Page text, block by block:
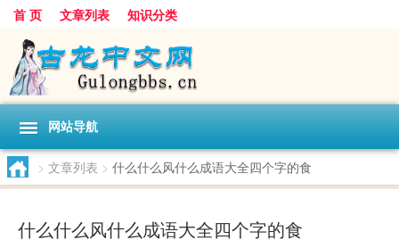
首 页 文章列表 知识分类
网站导航
> 文章列表 > 什么什么风什么成语大全四个字的食
什么什么风什么成语大全四个字的食